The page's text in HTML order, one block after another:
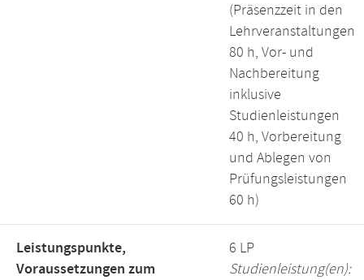
(Präsenzzeit in den
Lehrveranstaltungen
80 h, Vor- und
Nachbereitung
inklusive
Studienleistungen
40 h, Vorbereitung
und Ablegen von
Prüfungsleistungen
60 h)
Leistungspunkte,
Voraussetzungen zum
6 LP
Studienleistung(en):